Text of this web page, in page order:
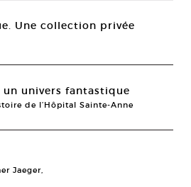
Une collection privée
un univers fantastique
de l’Hôpital Sainte-Anne
Jaeger,